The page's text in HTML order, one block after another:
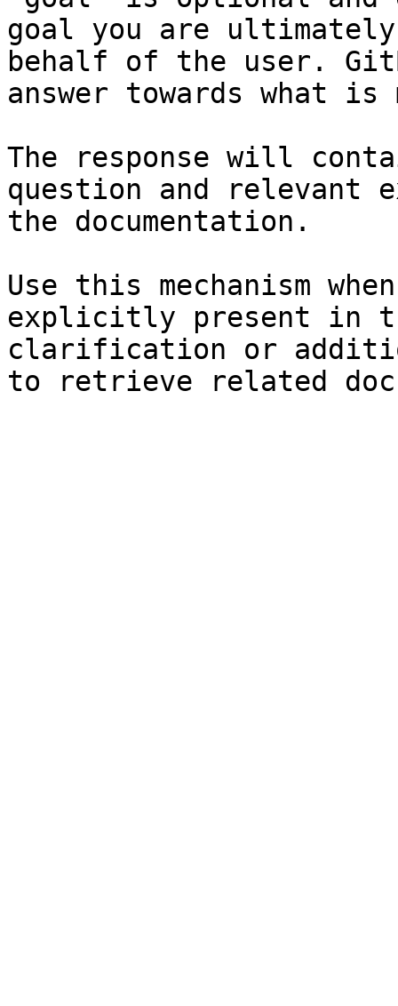
goal you are
behalf of the user.
answer towards what
The response will
question and relevant
the documentation.
Use this mechanism
explicitly present in
clarification or